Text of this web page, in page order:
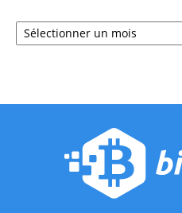
Archives